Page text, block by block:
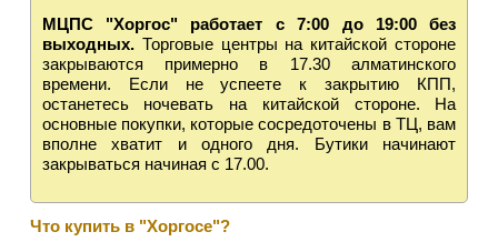
МЦПС "Хоргос" работает с 7:00 до 19:00 без
выходных. Торговые центры на китайской стороне
закрываются примерно в 17.30 алматинского
времени. Если не успеете к закрытию КПП,
останетесь ночевать на китайской стороне. На
основные покупки, которые сосредоточены в ТЦ, вам
вполне хватит и одного дня. Бутики начинают
закрываться начиная c 17.00.
Что купить в "Хоргосе"?